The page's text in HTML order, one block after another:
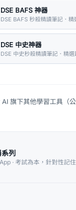
DSE BAFS 神器
DSE BAFS 秒殺精讀筆記．
DSE 中史神器
DSE 中史秒殺精讀筆記．精
旗下其他學習工具（
列
· 考試為本，針對性記